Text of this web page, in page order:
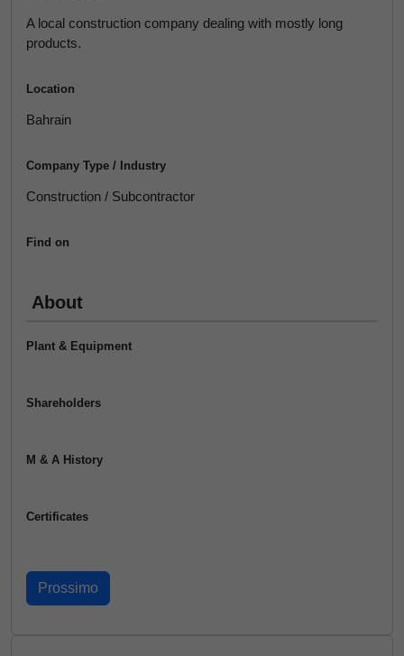
A local construction company dealing with mostly long
products.
Location
Bahrain
Company Type / Industry
Construction / Subcontractor
Find on
About
Plant & Equipment
Shareholders
M & A History
Certificates